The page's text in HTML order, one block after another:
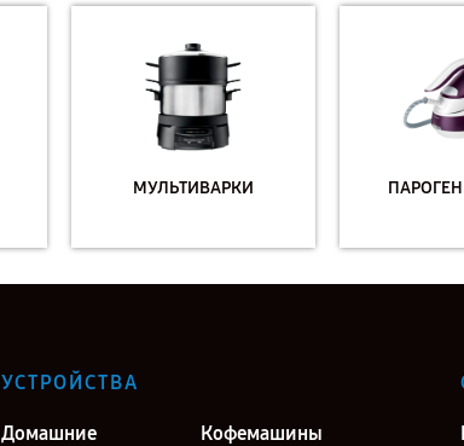
МУЛЬТИВАРКИ
УСТРОЙСТВА
Домашние Кофемашины